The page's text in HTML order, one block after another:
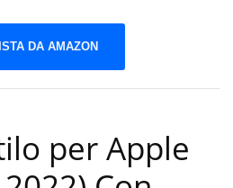
DA AMAZON
per Apple